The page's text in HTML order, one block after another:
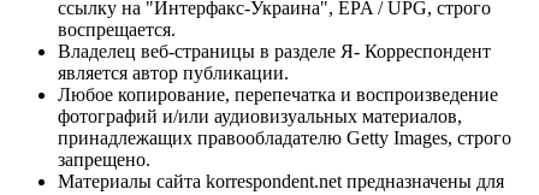
ссылку на "Интерфакс-Украина", EPA / UPG, строго
воспрещается.
Владелец веб-страницы в разделе Я- Корреспондент
является автор публикации.
Любое копирование, перепечатка и воспроизведение
фотографий и/или аудиовизуальных материалов,
принадлежащих правообладателю Getty Images, строго
запрещено.
Материалы сайта korrespondent.net предназначены для